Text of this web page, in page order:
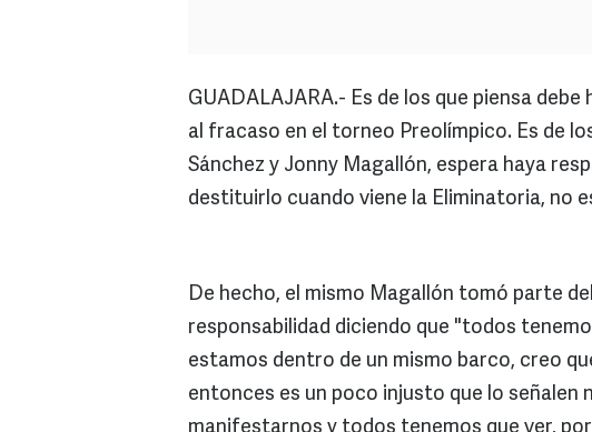
GUADALAJARA.- Es de los que piensa
al fracaso en el torneo Preolímpico. Es de
Sánchez y Jonny Magallón, espera haya
destituirlo cuando viene la Eliminatoria, no
De hecho, el mismo Magallón tomó parte
responsabilidad diciendo que "todos
estamos dentro de un mismo barco, creo
entonces es un poco injusto que lo señalen